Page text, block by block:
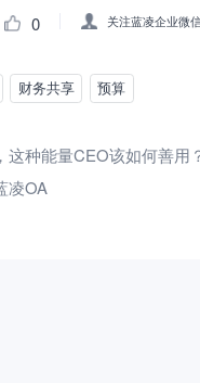
0 关注蓝凌企业微
财务共享 预算
这种能量CEO该如何善用
凌OA